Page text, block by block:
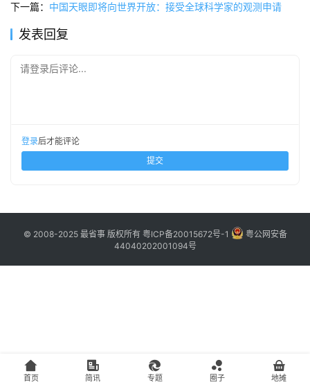
圈
子
博
客
客
端
下一篇： 中国天眼即将向世界开放：接受全球科学家的观测申请
发表回复
请登录后评论...
登录后才能评论
提交
© 2008-2025 最省事 版权所有 粤ICP备20015672号-1
粤公网安备
44040202001094号
首页 简讯 专题 圈子 地摊